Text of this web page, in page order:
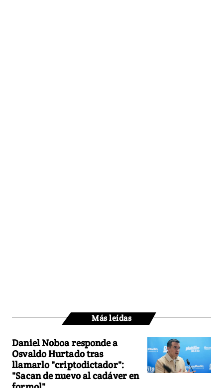
Más leídas
Daniel Noboa responde a
Osvaldo Hurtado tras
llamarlo "criptodictador":
"Sacan de nuevo al cadáver en